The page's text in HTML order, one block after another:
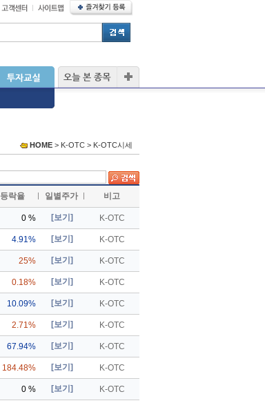
HOME > K-OTC > K-OTC시세
등락율 일별주가 비고
0 % [보기] K-OTC
4.91% [보기] K-OTC
25% [보기] K-OTC
0.18% [보기] K-OTC
10.09% [보기] K-OTC
2.71% [보기] K-OTC
67.94% [보기] K-OTC
184.48% [보기] K-OTC
0 % [보기] K-OTC